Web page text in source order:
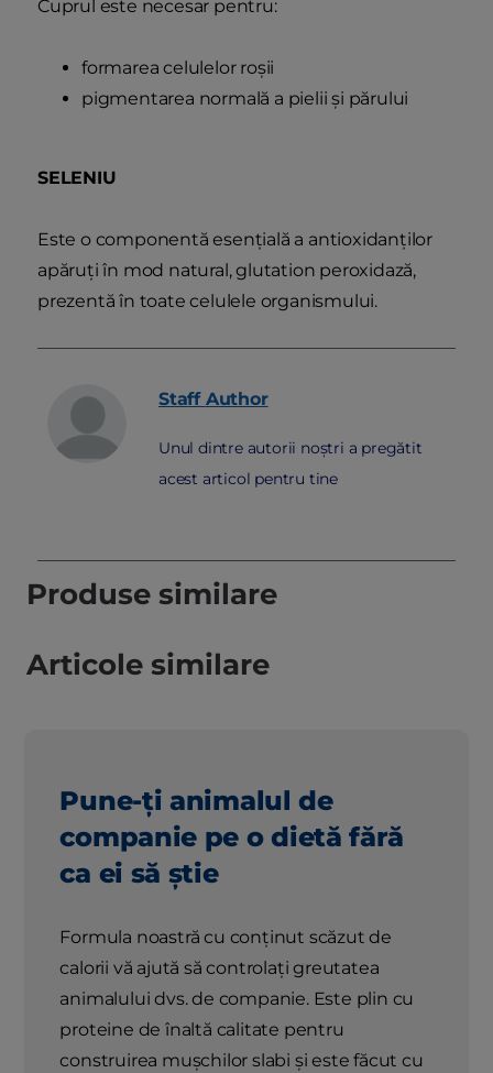
Cuprul este necesar pentru:
formarea celulelor roșii
pigmentarea normală a pielii și părului
SELENIU
Este o componentă esențială a antioxidanților
apăruți în mod natural, glutation peroxidază,
prezentă în toate celulele organismului.
Staff Author
Unul dintre autorii noștri a pregătit
acest articol pentru tine
Produse similare
Articole similare
Pune-ți animalul de
companie pe o dietă fără
ca ei să știe
Formula noastră cu conținut scăzut de
calorii vă ajută să controlați greutatea
animalului dvs. de companie. Este plin cu
proteine ​​de înaltă calitate pentru
construirea mușchilor slabi și este făcut cu